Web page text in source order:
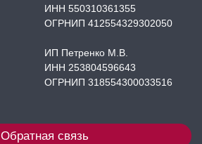
ИНН 550310361355
ОГРНИП 412554329302050
ИП Петренко М.В.
ИНН 253804596643
ОГРНИП 318554300033516
Обратная связь